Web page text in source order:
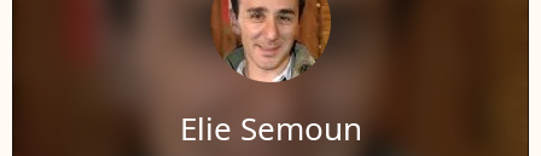
Elie Semoun